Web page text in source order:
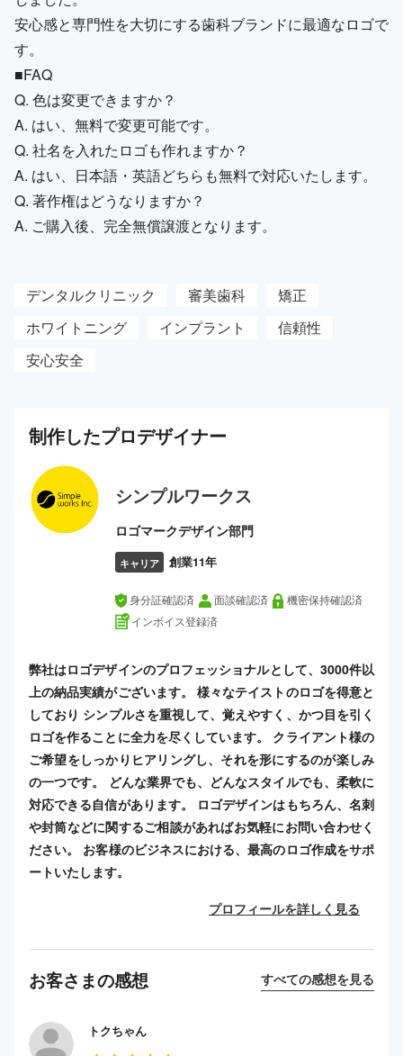
安心感と専門性を大切にする歯科ブランドに最適なロゴで
す。
■FAQ
Q. 色は変更できますか？
A. はい、無料で変更可能です。
Q. 社名を入れたロゴも作れますか？
A. はい、日本語・英語どちらも無料で対応いたします。
Q. 著作権はどうなりますか？
A. ご購入後、完全無償譲渡となります。
デンタルクリニック 審美歯科
矯正
ホワイトニング
インプラント
信頼性
安心安全
制作したプロデザイナー
シンプルワークス
ロゴマークデザイン部門
キャリア 創業11年
身分証確認済 面談確認済
機密保持確認済
インボイス登録済
弊社はロゴデザインのプロフェッショナルとして、3000件以
上の納品実績がございます。 様々なテイストのロゴを得意と
しており シンプルさを重視して、覚えやすく、かつ目を引く
ロゴを作ることに全力を尽くしています。 クライアント様の
ご希望をしっかりヒアリングし、それを形にするのが楽しみ
の一つです。 どんな業界でも、どんなスタイルでも、柔軟に
対応できる自信があります。 ロゴデザインはもちろん、名刺
や封筒などに関するご相談があればお気軽にお問い合わせく
ださい。 お客様のビジネスにおける、最高のロゴ作成をサポ
ートいたします。
プロフィールを詳しく見る
お客さまの感想 すべての感想を見る
トクちゃん